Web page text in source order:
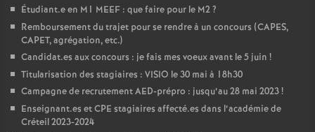
Étudiant.e en M1 MEEF : que faire pour le M2?
Remboursement du trajet pour se rendre à un concours (CAPES,
CAPET, agrégation, etc.)
Candidat.es aux concours : je fais mes voeux avant le 5 juin !
Titularisation des stagiaires : VISIO le 30 mai à 18h30
Campagne de recrutementAED-prépro : jusqu’au 28 mai 2023!
Enseignant.es etCPE stagiaires affecté.es dans l’académie de
Créteil 2023-2024